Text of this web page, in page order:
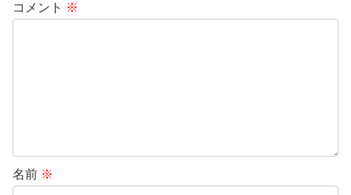
コメント ※
名前 ※